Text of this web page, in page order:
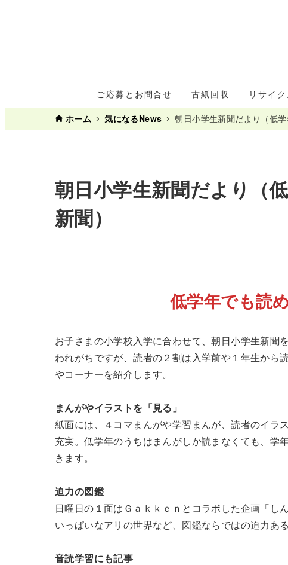
ご応募とお問合せ 古紙回収 リサイ
ホーム 気になるNews 朝日小学生新聞だより（低
朝日小学生新聞だより（
新聞）
低学年でも読
お子さまの小学校入学に合わせて、朝日小学生新聞
われがちですが、読者の２割は入学前や１年生から
やコーナーを紹介します。
まんがやイラストを「見る」
紙面には、４コマまんがや学習まんが、読者のイラ
充実。低学年のうちはまんがしか読まなくても、学
きます。
迫力の図鑑
日曜日の１面はＧａｋｋｅｎとコラボした企画「し
いっぱいなアリの世界など、図鑑ならではの迫力あ
音読学習にも記事